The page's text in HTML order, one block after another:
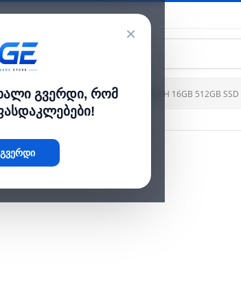
×
გვერდი, რომ
14" OLED Touch FHD 60Hz 400nit U5 225H 16GB 512GB